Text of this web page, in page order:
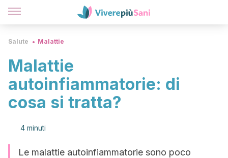
Salute Malattie
Malattie
autoinfiammatorie: di
cosa si tratta?
4 minuti
Le malattie autoinfiammatorie sono poco